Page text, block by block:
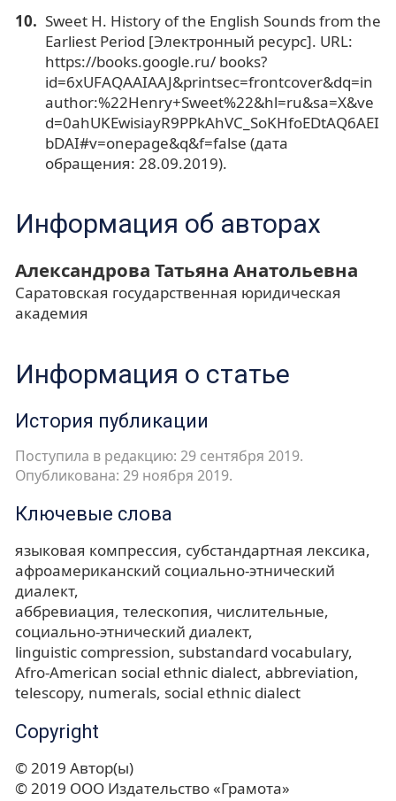
Sweet H. History of the English Sounds from the
Earliest Period [Электронный ресурс]. URL:
https://books.google.ru/ books?
id=6xUFAQAAIAAJ&printsec=frontcover&dq=in
author:%22Henry+Sweet%22&hl=ru&sa=X&ve
d=0ahUKEwisiayR9PPkAhVC_SoKHfoEDtAQ6AEI
bDAI#v=onepage&q&f=false (дата
обращения: 28.09.2019).
Информация об авторах
Александрова Татьяна Анатольевна
Саратовская государственная юридическая
академия
Информация о статье
История публикации
Поступила в редакцию: 29 сентября 2019.
Опубликована: 29 ноября 2019.
Ключевые слова
языковая компрессия субстандартная лексика
афроамериканский социально-этнический
диалект
аббревиация телескопия числительные
социально-этнический диалект
linguistic compression substandard vocabulary
Afro-American social ethnic dialect abbreviation
telescopy numerals social ethnic dialect
Copyright
© 2019 Автор(ы)
© 2019 ООО Издательство «Грамота»